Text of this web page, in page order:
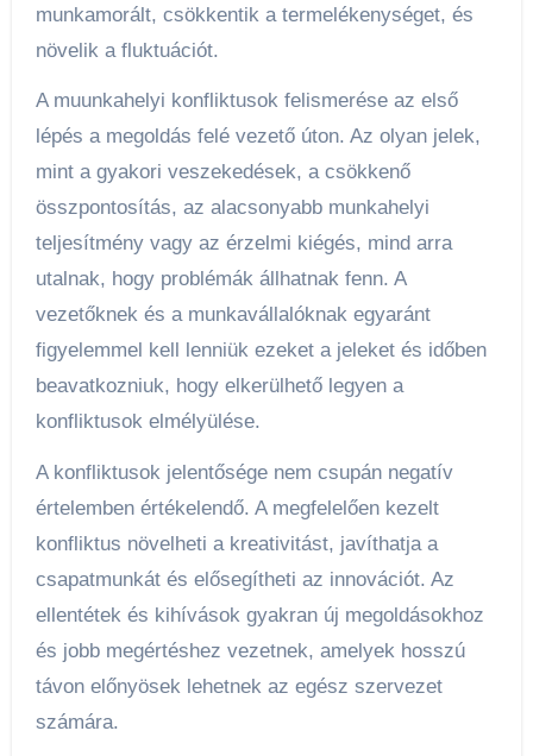
munkamorált, csökkentik a termelékenységet, és
növelik a fluktuációt.
A muunkahelyi konfliktusok felismerése az első
lépés a megoldás felé vezető úton. Az olyan jelek,
mint a gyakori veszekedések, a csökkenő
összpontosítás, az alacsonyabb munkahelyi
teljesítmény vagy az érzelmi kiégés, mind arra
utalnak, hogy problémák állhatnak fenn. A
vezetőknek és a munkavállalóknak egyaránt
figyelemmel kell lenniük ezeket a jeleket és időben
beavatkozniuk, hogy elkerülhető legyen a
konfliktusok elmélyülése.
A konfliktusok jelentősége nem csupán negatív
értelemben értékelendő. A megfelelően kezelt
konfliktus növelheti a kreativitást, javíthatja a
csapatmunkát és elősegítheti az innovációt. Az
ellentétek és kihívások gyakran új megoldásokhoz
és jobb megértéshez vezetnek, amelyek hosszú
távon előnyösek lehetnek az egész szervezet
számára.